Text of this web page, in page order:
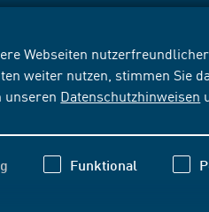
Webseiten
weiter nutzen, stimmen Sie
unseren Datenschutzhinweisen
Funktional